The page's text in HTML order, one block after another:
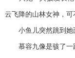
云飞降的山林女神，可
小鱼儿突然跳到她
慕容九像是骇了一